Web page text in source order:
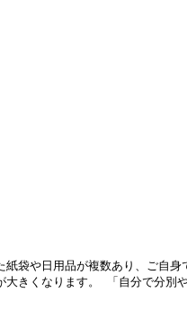
袋や日用品が複数あり、ご自身
きくなります。 「自分で分別